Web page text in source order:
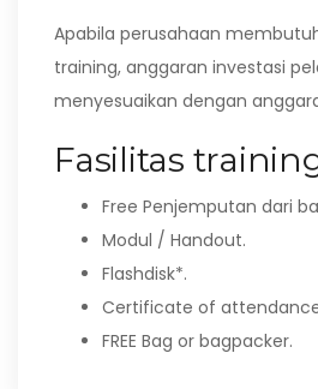
Apabila perusahaan
training, anggaran investasi
menyesuaikan dengan
Fasilitas
Free Penjemputan dari
Modul / Handout.
Flashdisk*.
Certificate of
FREE Bag or bagpacker.